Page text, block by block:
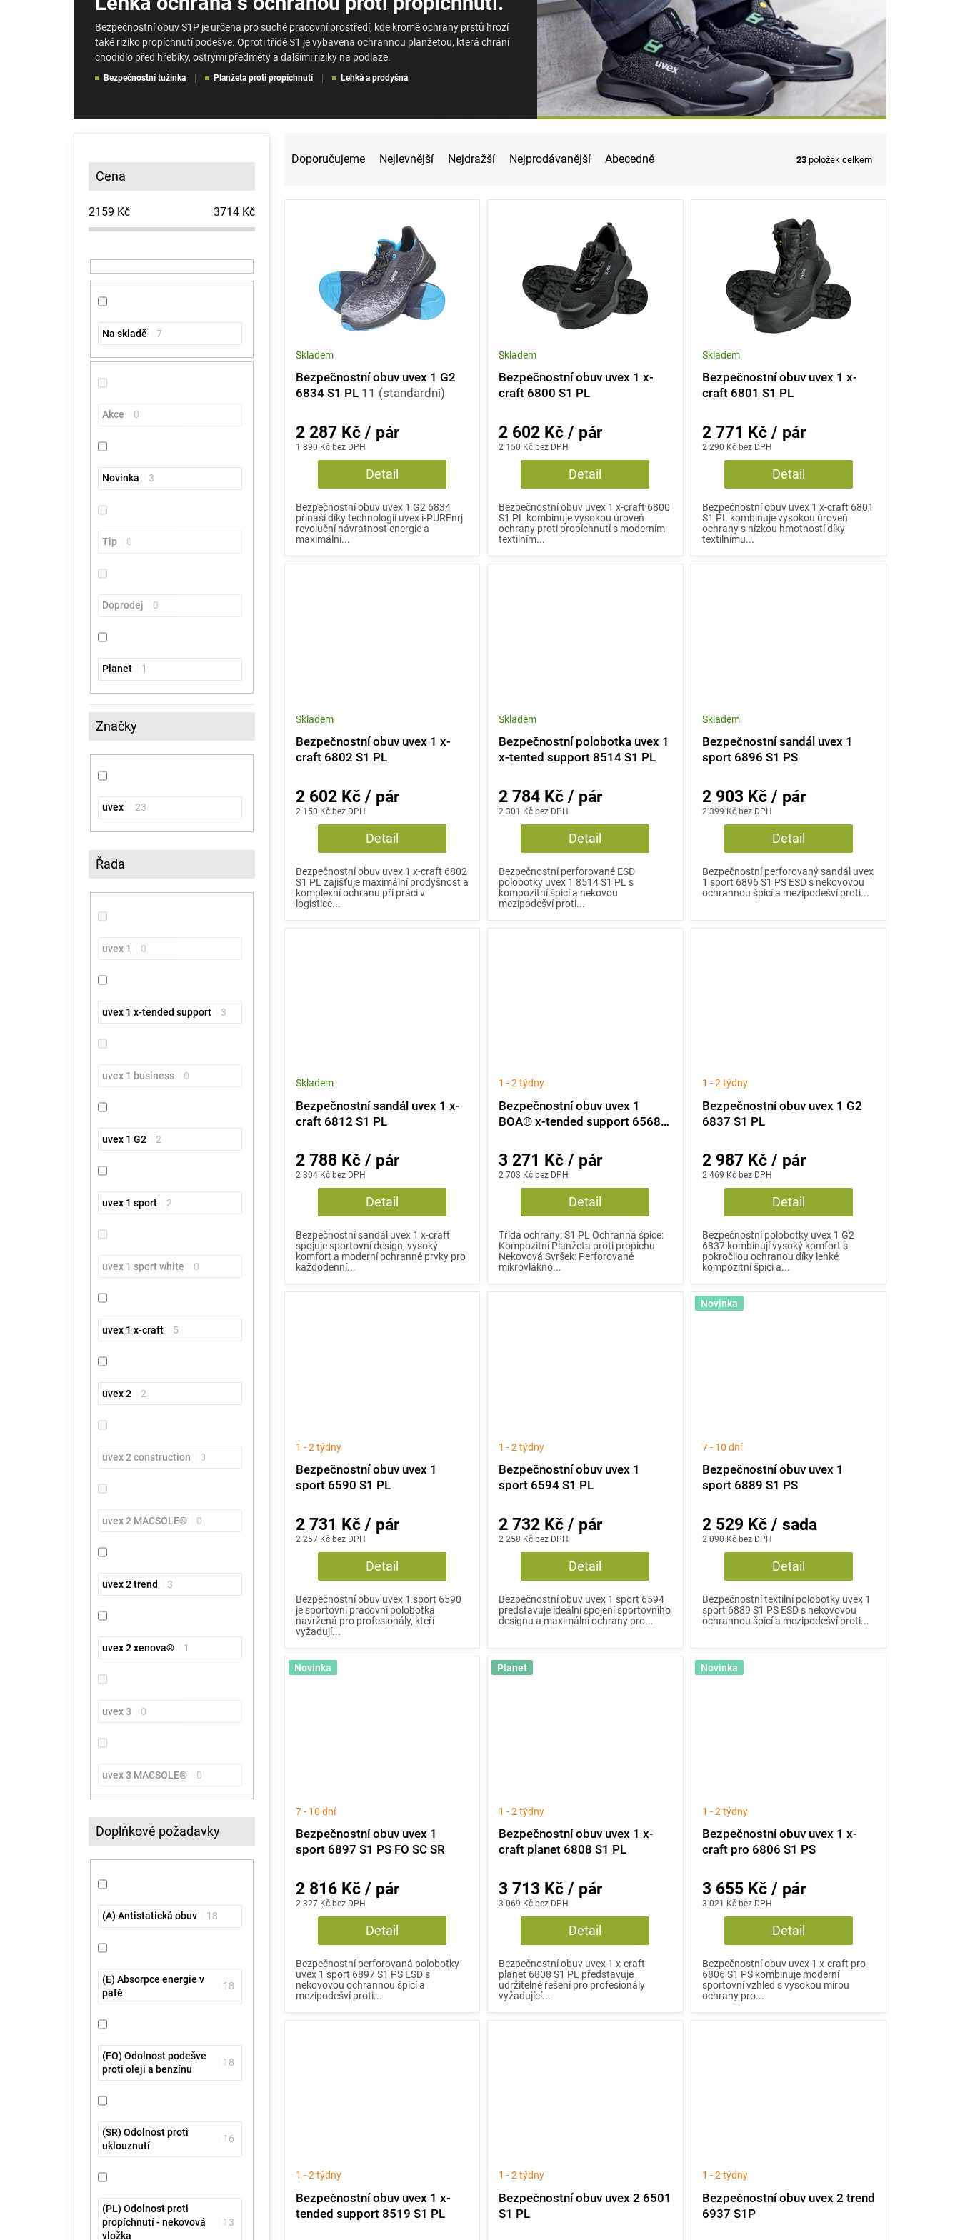
Bezpečnostní obuv S1P je určena pro suché pracovní prostředí, kde kromě ochrany prstů hrozí
také riziko propíchnutí podešve. Oproti třídě S1 je vybavena ochrannou planžetou, která chrání
chodidlo před hřebíky, ostrými předměty a dalšími riziky na podlaze.
Bezpečnostní tužinka Planžeta proti propíchnutí Lehká a prodyšná
Cena
2159 Kč 3714 Kč
Na skladě 7
Akce 0
Novinka 3
Tip 0
Doprodej 0
Planet 1
Značky
uvex 23
Řada
uvex 1 0
uvex 1 x-tended support 3
uvex 1 business 0
uvex 1 G2 2
uvex 1 sport 2
uvex 1 sport white 0
uvex 1 x-craft 5
uvex 2 2
uvex 2 construction 0
uvex 2 MACSOLE® 0
uvex 2 trend 3
uvex 2 xenova® 1
uvex 3 0
uvex 3 MACSOLE® 0
Doplňkové požadavky
(A) Antistatická obuv 18
(E) Absorpce energie v
patě
18
(FO) Odolnost podešve
proti oleji a benzínu
18
(SR) Odolnost proti
uklouznutí
16
(PL) Odolnost proti
propíchnutí - nekovová
vložka
13
n
Doporučujeme Nejlevnější Nejdražší Nejprodávanější Abecedně 23 položek celkem
Bezpečnostní obuv uvex 1 G2
6834 S1 PL 11 (standardní)
Skladem
1 890 Kč bez DPH
2 287 Kč / pár
Detail
Bezpečnostní obuv uvex 1 G2 6834
přináší díky technologii uvex i-PUREnrj
revoluční návratnost energie a
maximální...
Bezpečnostní obuv uvex 1 x-
craft 6800 S1 PL
Skladem
2 150 Kč bez DPH
2 602 Kč / pár
Detail
Bezpečnostní obuv uvex 1 x-craft 6800
S1 PL kombinuje vysokou úroveň
ochrany proti propíchnutí s moderním
textilním...
Bezpečnostní obuv uvex 1 x-
craft 6801 S1 PL
Skladem
2 290 Kč bez DPH
2 771 Kč / pár
Detail
Bezpečnostní obuv uvex 1 x-craft 6801
S1 PL kombinuje vysokou úroveň
ochrany s nízkou hmotností díky
textilnímu...
Bezpečnostní obuv uvex 1 x-
craft 6802 S1 PL
Skladem
2 150 Kč bez DPH
2 602 Kč / pár
Detail
Bezpečnostní obuv uvex 1 x-craft 6802
S1 PL zajišťuje maximální prodyšnost a
komplexní ochranu při práci v
logistice...
Bezpečnostní polobotka uvex 1
x-tented support 8514 S1 PL
Skladem
2 301 Kč bez DPH
2 784 Kč / pár
Detail
Bezpečnostní perforované ESD
polobotky uvex 1 8514 S1 PL s
kompozitní špicí a nekovou
mezipodešví proti...
Bezpečnostní sandál uvex 1
sport 6896 S1 PS
Skladem
2 399 Kč bez DPH
2 903 Kč / pár
Detail
Bezpečnostní perforovaný sandál uvex
1 sport 6896 S1 PS ESD s nekovovou
ochrannou špicí a mezipodešví proti...
Bezpečnostní sandál uvex 1 x-
craft 6812 S1 PL
Skladem
2 304 Kč bez DPH
2 788 Kč / pár
Detail
Bezpečnostní sandál uvex 1 x-craft
spojuje sportovní design, vysoký
komfort a moderní ochranné prvky pro
každodenní...
Bezpečnostní obuv uvex 1
BOA® x-tended support 6568
1 - 2 týdny
2 703 Kč bez DPH
3 271 Kč / pár
Detail
Třída ochrany: S1 PL Ochranná špice:
Kompozitní Planžeta proti propichu:
Nekovová Svršek: Perforované
mikrovlákno...
Bezpečnostní obuv uvex 1 G2
6837 S1 PL
1 - 2 týdny
2 469 Kč bez DPH
2 987 Kč / pár
Detail
Bezpečnostní polobotky uvex 1 G2
6837 kombinují vysoký komfort s
pokročilou ochranou díky lehké
kompozitní špici a...
Bezpečnostní obuv uvex 1
sport 6590 S1 PL
1 - 2 týdny
2 257 Kč bez DPH
2 731 Kč / pár
Detail
Bezpečnostní obuv uvex 1 sport 6590
je sportovní pracovní polobotka
navržená pro profesionály, kteří
vyžadují...
Bezpečnostní obuv uvex 1
sport 6594 S1 PL
1 - 2 týdny
2 258 Kč bez DPH
2 732 Kč / pár
Detail
Bezpečnostní obuv uvex 1 sport 6594
představuje ideální spojení sportovního
designu a maximální ochrany pro...
Novinka
Bezpečnostní obuv uvex 1
sport 6889 S1 PS
7 - 10 dní
2 090 Kč bez DPH
2 529 Kč / sada
Detail
Bezpečnostní textilní polobotky uvex 1
sport 6889 S1 PS ESD s nekovovou
ochrannou špicí a mezipodešví proti...
Novinka
Bezpečnostní obuv uvex 1
sport 6897 S1 PS FO SC SR
7 - 10 dní
2 327 Kč bez DPH
2 816 Kč / pár
Detail
Bezpečnostní perforovaná polobotky
uvex 1 sport 6897 S1 PS ESD s
nekovovou ochrannou špicí a
mezipodešví proti...
Planet
Bezpečnostní obuv uvex 1 x-
craft planet 6808 S1 PL
1 - 2 týdny
3 069 Kč bez DPH
3 713 Kč / pár
Detail
Bezpečnostní obuv uvex 1 x-craft
planet 6808 S1 PL představuje
udržitelné řešení pro profesionály
vyžadující...
Novinka
Bezpečnostní obuv uvex 1 x-
craft pro 6806 S1 PS
1 - 2 týdny
3 021 Kč bez DPH
3 655 Kč / pár
Detail
Bezpečnostní obuv uvex 1 x-craft pro
6806 S1 PS kombinuje moderní
sportovní vzhled s vysokou mírou
ochrany pro...
Bezpečnostní obuv uvex 1 x-
tended support 8519 S1 PL
1 - 2 týdny
Bezpečnostní obuv uvex 2 6501
S1 PL
1 - 2 týdny
Bezpečnostní obuv uvex 2 trend
6937 S1P
1 - 2 týdny